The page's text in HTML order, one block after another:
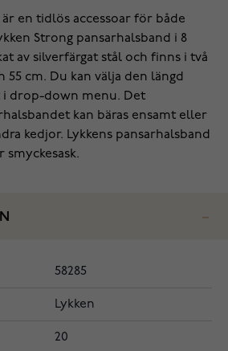
en tidlös accessoar för både
Strong pansarhalsband i 8
av silverfärgat stål och finns i två
55 cm. Du kan välja den längd
i drop-down menu. Det
kan bäras ensamt eller
kedjor. Lykkens pansarhalsband
smyckesask.
58285
Lykken
20